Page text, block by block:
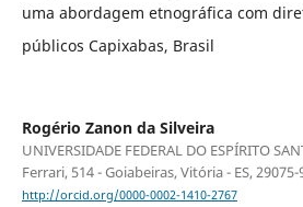
uma abordagem etnográfica com
públicos Capixabas, Brasil
Rogério Zanon da Silveira
UNIVERSIDADE FEDERAL DO ESPÍRITO
Ferrari, 514 - Goiabeiras, Vitória - ES, 29075-
http://orcid.org/0000-0002-1410-2767